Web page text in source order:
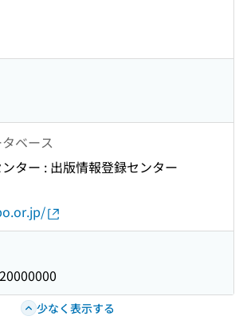
ベース
ター : 出版情報登録センター
少なく表示する